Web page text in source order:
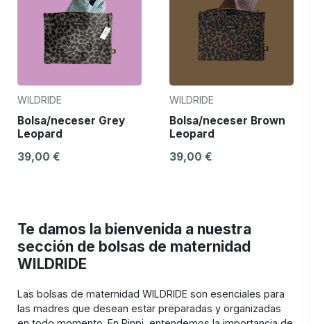
WILDRIDE
Bolsa/neceser Grey
Leopard
39,00 €
WILDRIDE
Bolsa/neceser Brown
Leopard
39,00 €
Te damos la bienvenida a nuestra
sección de bolsas de maternidad
WILDRIDE
Las bolsas de maternidad WILDRIDE son esenciales para
las madres que desean estar preparadas y organizadas